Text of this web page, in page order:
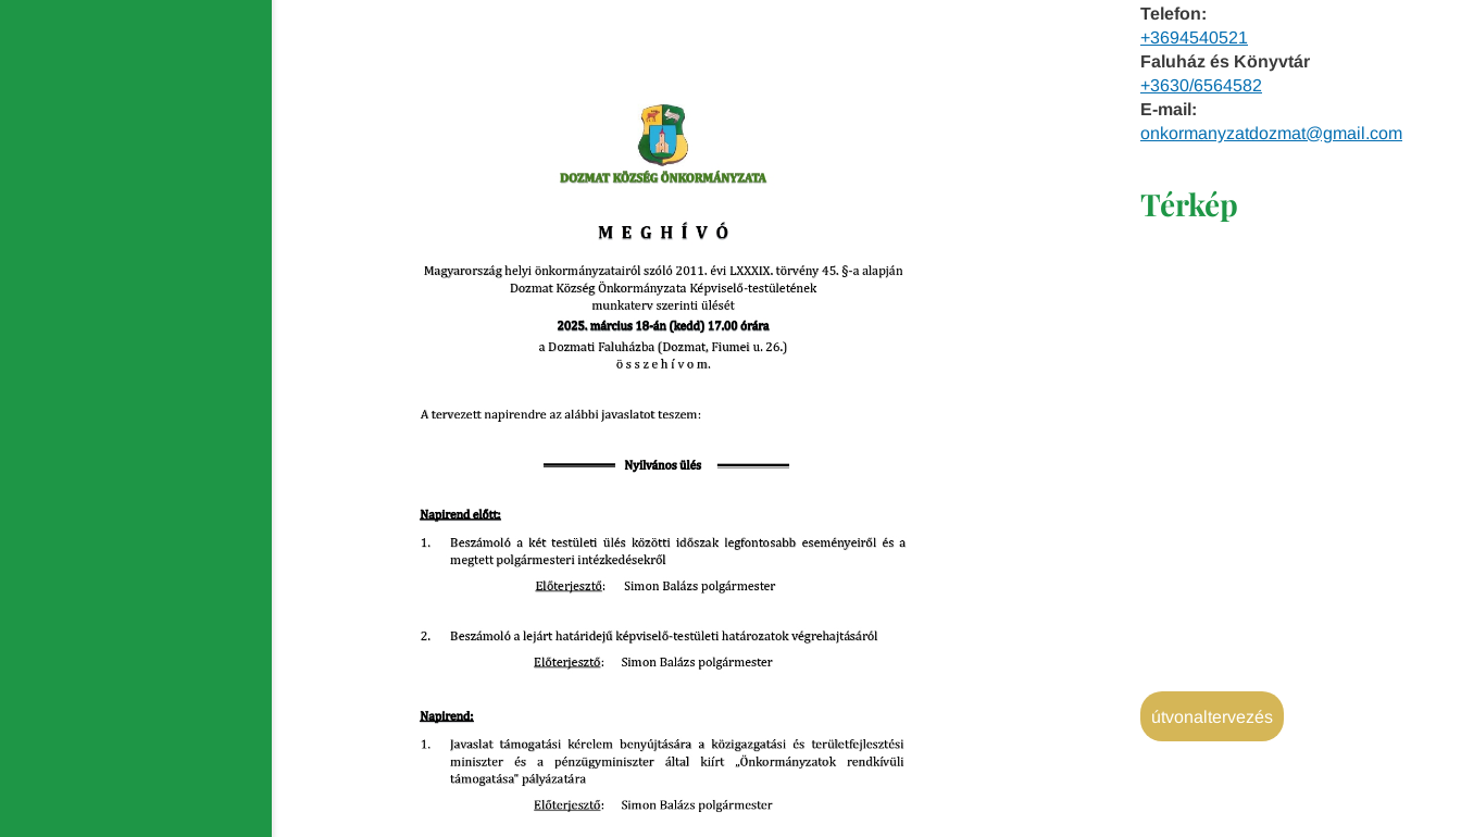
Telefon:
+3694540521
Faluház és Könyvtár
+3630/6564582
E-mail:
onkormanyzatdozmat@gmail.com
Térkép
útvonaltervezés